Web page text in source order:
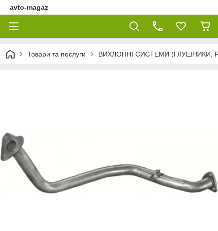
avto-magaz
Товари та послуги ВИХЛОПНІ СИСТЕМИ (ГЛУШНИКИ,